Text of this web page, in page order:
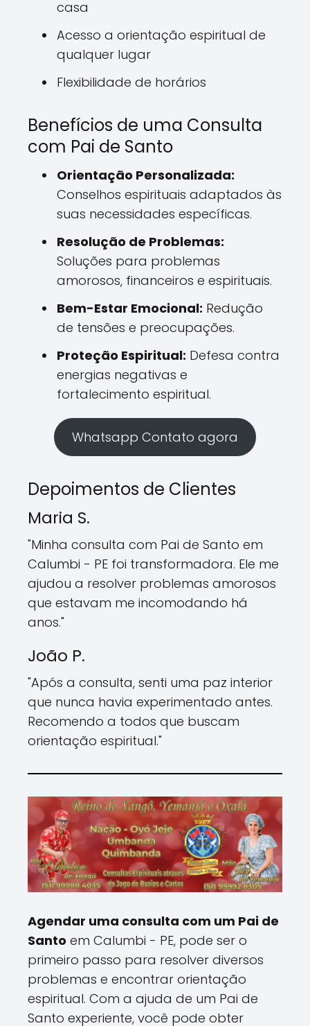
casa
Acesso a orientação espiritual de
qualquer lugar
Flexibilidade de horários
Benefícios de uma Consulta
com Pai de Santo
Orientação Personalizada:
Conselhos espirituais adaptados às
suas necessidades específicas.
Resolução de Problemas:
Soluções para problemas
amorosos, financeiros e espirituais.
Bem-Estar Emocional: Redução
de tensões e preocupações.
Proteção Espiritual: Defesa contra
energias negativas e
fortalecimento espiritual.
Whatsapp Contato agora
Depoimentos de Clientes
Maria S.
"Minha consulta com Pai de Santo em
Calumbi - PE foi transformadora. Ele me
ajudou a resolver problemas amorosos
que estavam me incomodando há
anos."
João P.
"Após a consulta, senti uma paz interior
que nunca havia experimentado antes.
Recomendo a todos que buscam
orientação espiritual."
Agendar uma consulta com um Pai de
Santo em Calumbi - PE, pode ser o
primeiro passo para resolver diversos
problemas e encontrar orientação
espiritual. Com a ajuda de um Pai de
Santo experiente, você pode obter